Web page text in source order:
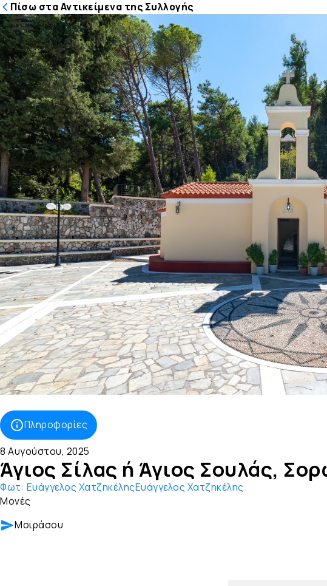
Μετάβαση
στο
περιεχόμενο
Πίσω στα Αντικείμενα της Συλλογής
Πληροφορίες
8 Αυγούστου, 2025
Άγιος Σίλας ή Άγιος Σουλάς,
Φωτ: Ευάγγελος ΧατζηκέληςΕυάγγελος Χατζηκέλης
Μονές
Μοιράσου